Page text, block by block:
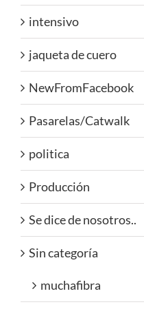
intensivo
jaqueta de cuero
NewFromFacebook
Pasarelas/Catwalk
politica
Producción
Se dice de nosotros..
Sin categoría
muchafibra